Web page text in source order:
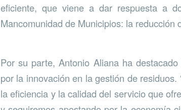
eficiente, que viene a dar respuesta a
Mancomunidad de Municipios: la reducción
Por su parte, Antonio Aliana ha
por la innovación en la gestión de
la eficiencia y la calidad del servicio que